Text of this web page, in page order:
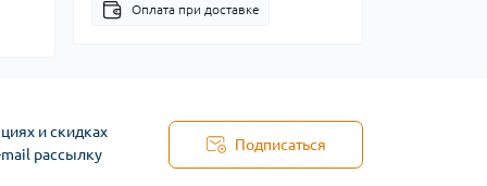
Оплата при доставке
и скидках
рассылку
Подписаться